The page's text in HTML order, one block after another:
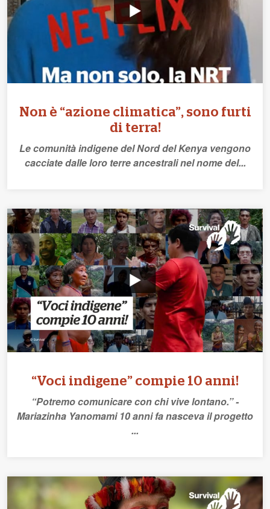
Non è “azione climatica”, sono furti
di terra!
Le comunità indigene del Nord del Kenya vengono
cacciate dalle loro terre ancestrali nel nome del...
“Voci indigene” compie 10 anni!
“Potremo comunicare con chi vive lontano.” -
Mariazinha Yanomami 10 anni fa nasceva il progetto
...